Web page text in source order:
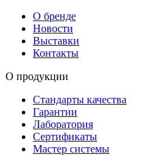
О бренде
Новости
Выставки
Контакты
О продукции
Стандарты качества
Гарантии
Лаборатория
Сертификаты
Мастер системы